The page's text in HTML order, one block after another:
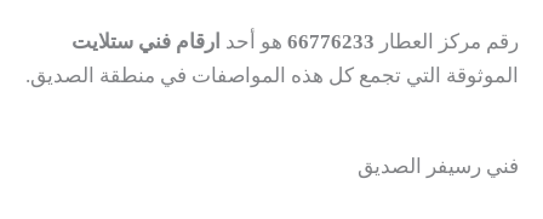
رقم مركز العطار 66776233 هو أحد ارقام فني ستلايت
الموثوقة التي تجمع كل هذه المواصفات في منطقة الصديق.
فني رسيفر الصديق